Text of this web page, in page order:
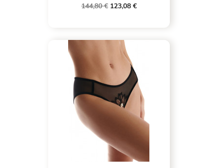
144,80 € 123,08 €